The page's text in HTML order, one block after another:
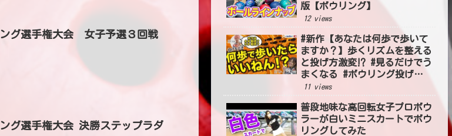
ング選手権大会 女子予選３回戦
版【ボウリング】
12 views
#新作【あなたは何歩で歩いて
ますか？】歩くリズムを整える
と投げ方激変⁉ #見るだけでう
まくなる #ボウリング投げ方
#54
11 views
普段地味な高回転女子プロボウ
ラーが白いミニスカートでボウ
リングしてみた